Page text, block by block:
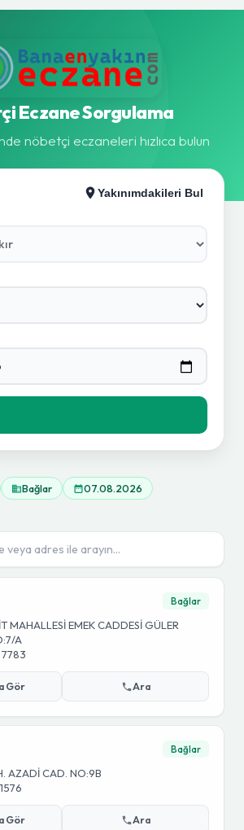
Eczane Sorgulama
nöbetçi eczaneleri hızlıca bulun
Yakınımdakileri Bul
Bağlar 07.08.2026
Bağlar
MAHALLESİ EMEK CADDESİ GÜLER
A
Gör Ara
Bağlar
AZADİ CAD. NO:9B
Gör Ara